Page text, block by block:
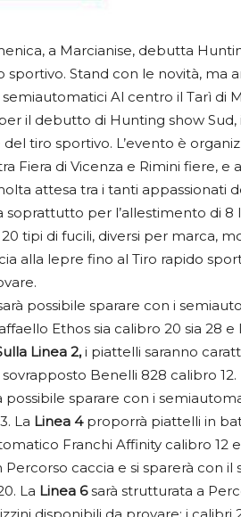
a Marcianise, debutta
sportivo. Stand con le novità, ma
Al centro il Tarì di
il debutto di Hunting show Sud,
del tiro sportivo. L’evento è
Fiera di Vicenza e Rimini fiere,
attesa tra i tanti appassionati
soprattutto per l’allestimento di 8
tipi di fucili, diversi per marca,
alla lepre fino al Tiro rapido
possibile sparare con i
Ethos sia calibro 20 sia 28
Linea 2,i piattelli saranno
Benelli 828 calibro 12.
possibile sparare con i
La Linea 4 proporrà piattelli in
Franchi Affinity calibro 12
caccia e si sparerà con il
La Linea 6sarà strutturata a
disponibili da provare: i calibri